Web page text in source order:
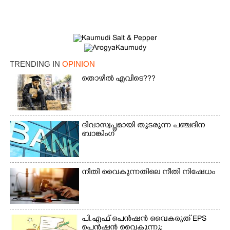
TRENDING IN OPINION
തൊഴിൽ എവിടെ???
ദിവാസ്വപ്നമായി തുടരുന്ന പഞ്ചദിന
ബാങ്കിംഗ്
നീതി വൈകുന്നതിലെ നീതി നിഷേധം
പി.എഫ് പെൻഷൻ വൈകരുത് EPS